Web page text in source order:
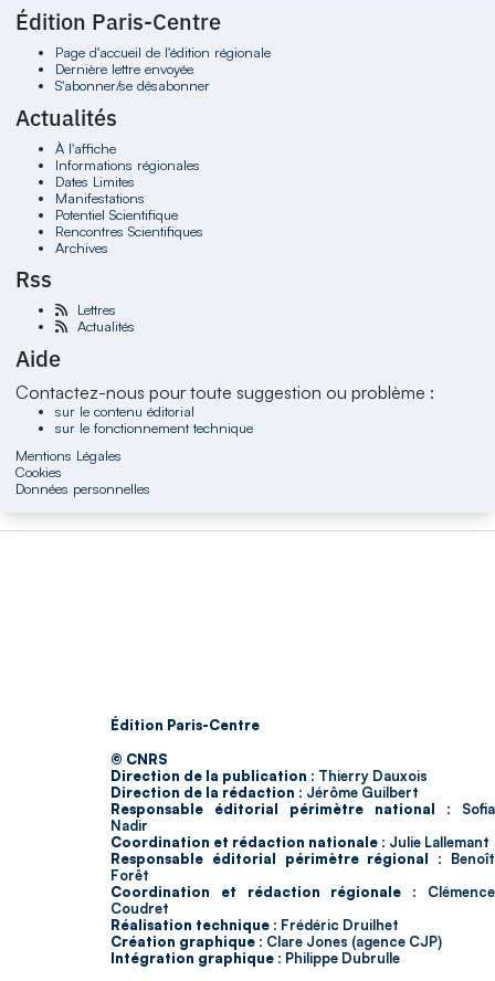
Édition Paris-Centre
Page d'accueil de l'édition régionale
Dernière lettre envoyée
S'abonner/se désabonner
Actualités
À l'affiche
Informations régionales
Dates Limites
Manifestations
Potentiel Scientifique
Rencontres Scientifiques
Archives
Rss
Lettres
Actualités
Aide
Contactez-nous pour toute suggestion ou problème :
sur le contenu éditorial
sur le fonctionnement technique
Mentions Légales
Cookies
Données personnelles
Édition Paris-Centre
© CNRS
Direction de la publication : Thierry Dauxois
Direction de la rédaction : Jérôme Guilbert
Responsable éditorial périmètre national : Sofia
Nadir
Coordination et rédaction nationale : Julie Lallemant
Responsable éditorial périmètre régional : Benoît
Forêt
Coordination et rédaction régionale : Clémence
Coudret
Réalisation technique : Frédéric Druilhet
Création graphique : Clare Jones (agence CJP)
Intégration graphique : Philippe Dubrulle